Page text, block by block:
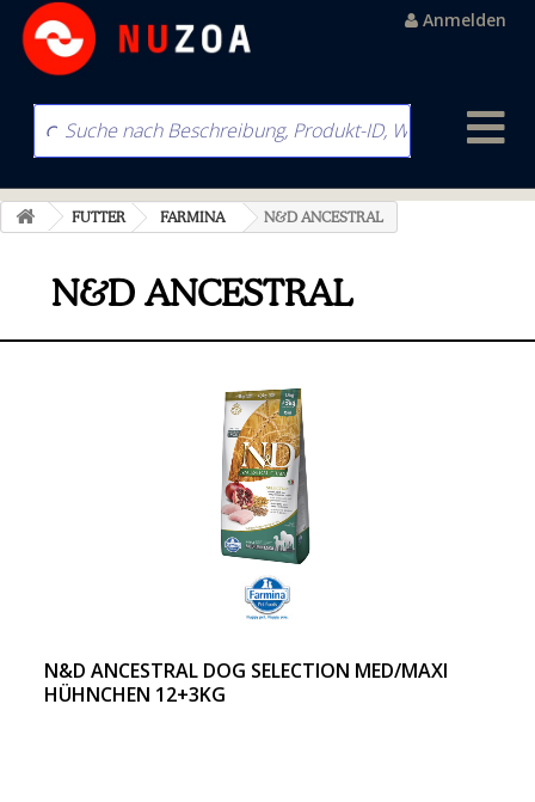
Anmelden
FUTTER FARMINA N&D ANCESTRAL
N&D ANCESTRAL
N&D ANCESTRAL DOG SELECTION MED/MAXI
HÜHNCHEN 12+3KG